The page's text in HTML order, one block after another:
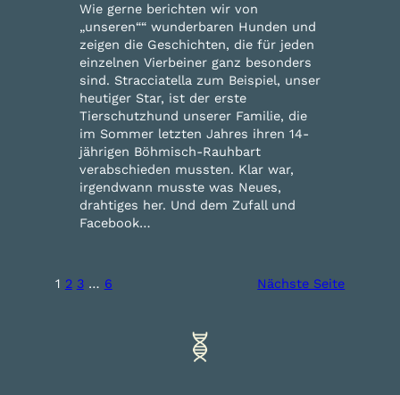
Wie gerne berichten wir von
„unseren““ wunderbaren Hunden und
zeigen die Geschichten, die für jeden
einzelnen Vierbeiner ganz besonders
sind. Stracciatella zum Beispiel, unser
heutiger Star, ist der erste
Tierschutzhund unserer Familie, die
im Sommer letzten Jahres ihren 14-
jährigen Böhmisch-Rauhbart
verabschieden mussten. Klar war,
irgendwann musste was Neues,
drahtiges her. Und dem Zufall und
Facebook…
1 2 3 … 6 Nächste Seite